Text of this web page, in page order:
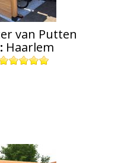
van Putten
Haarlem